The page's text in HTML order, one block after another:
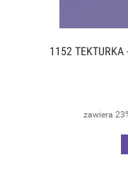
1152 TEKTURKA
zawiera